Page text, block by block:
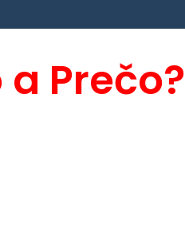
Prečo?